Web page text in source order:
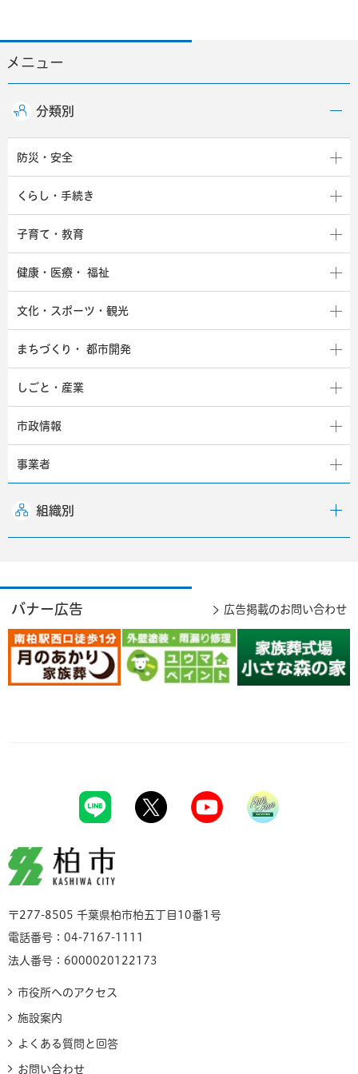
メニュー
分類別
防災・安全
くらし・手続き
子育て・教育
健康・医療・ 福祉
文化・スポーツ・観光
まちづくり・ 都市開発
しごと・産業
市政情報
事業者
組織別
バナー広告 広告掲載のお問い合わせ
柏市
〒277-8505 千葉県柏市柏五丁目10番1号
電話番号：04-7167-1111
法人番号：6000020122173
市役所へのアクセス
施設案内
よくある質問と回答
お問い合わせ